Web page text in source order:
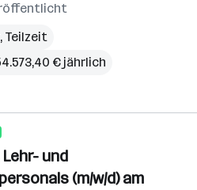
Teilzeit
€ jährlich
und
(m/w/d) am